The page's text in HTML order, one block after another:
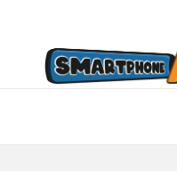
m
a
Begleiter
in